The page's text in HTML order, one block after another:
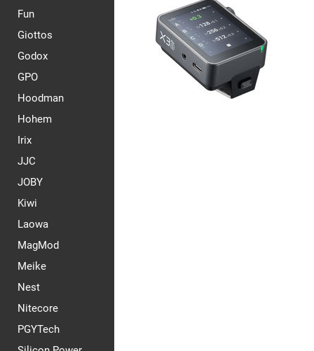
Fun
Giottos
Godox
GPO
Hoodman
Hohem
Irix
JJC
JOBY
Kiwi
Laowa
MagMod
Meike
Nest
Nitecore
PGYTech